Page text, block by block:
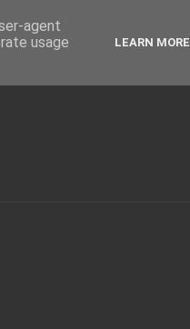
agent
usage
LEARN MORE